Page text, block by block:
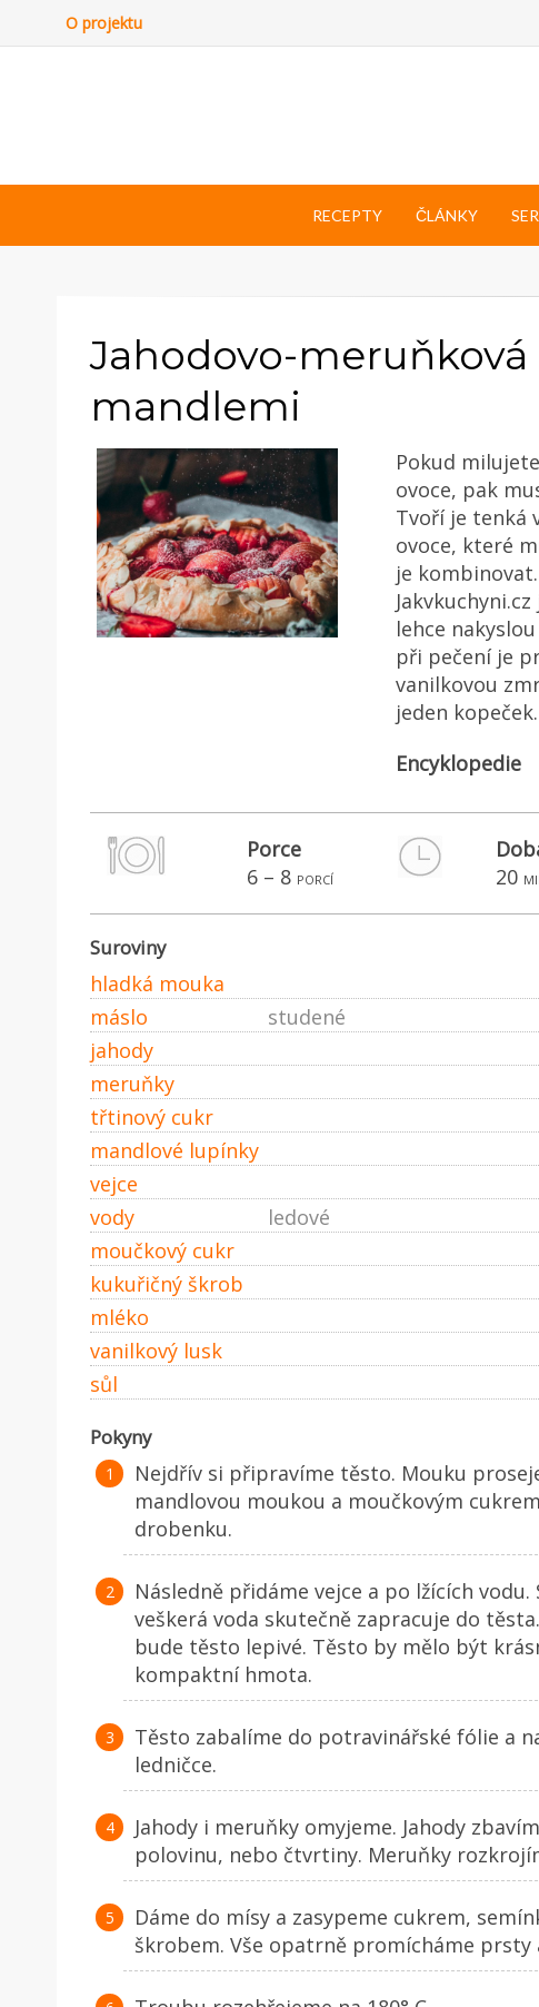
O projektu
RECEPTY ČLÁNKY
Jahodovo-meruňková
mandlemi
Pokud
ovoce, pak
Tvoří je tenká
ovoce, které
je
lehce
při pečení je
vanilkovou
jeden
Encyklopedie
Porce
6 – 8 porcí
20
Suroviny
hladká mouka
máslo
studené
jahody
meruňky
třtinový cukr
mandlové lupínky
vejce
vody
ledové
moučkový cukr
kukuřičný škrob
mléko
vanilkový lusk
sůl
Pokyny
Nejdřív si připravíme těsto. Mouku
mandlovou moukou a moučkovým
drobenku.
Následně přidáme vejce a po lžících
veškerá voda skutečně zapracuje do
bude těsto lepivé. Těsto by mělo být
kompaktní hmota.
Těsto zabalíme do potravinářské fólie a
ledničce.
Jahody i meruňky omyjeme. Jahody
polovinu, nebo čtvrtiny. Meruňky
Dáme do mísy a zasypeme cukrem,
škrobem. Vše opatrně promícháme prsty